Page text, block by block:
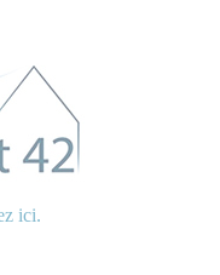
ici.